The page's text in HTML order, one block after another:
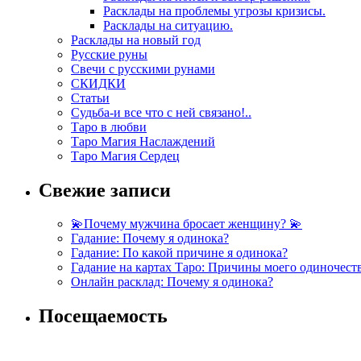
Расклады на проблемы угрозы кризисы.
Расклады на ситуацию.
Расклады на новый год
Русские руны
Свечи с русскими рунами
СКИДКИ
Статьи
Судьба-и все что с ней связано!..
Таро в любви
Таро Магия Наслаждений
Таро Магия Сердец
Свежие записи
💫Почему мужчина бросает женщину? 💫
Гадание: Почему я одинока?
Гадание: По какой причине я одинока?
Гадание на картах Таро: Причины моего
Онлайн расклад: Почему я одинока?
Посещаемость